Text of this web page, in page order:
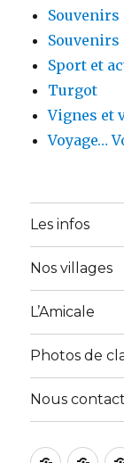
Souvenirs
Souvenirs
Sport et
Turgot
Vignes et
Voyage…
Les infos
Nos villages
L’Amicale
Photos de
Nous
Accueil
A